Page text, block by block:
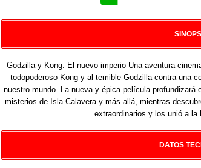
Godzilla y Kong: El nuevo imperio Una aventura
todopoderoso Kong y al temible Godzilla contra una
nuestro mundo. La nueva y épica película
misterios de Isla Calavera y más allá, mientras
extraordinarios y los unió a la
DATOS